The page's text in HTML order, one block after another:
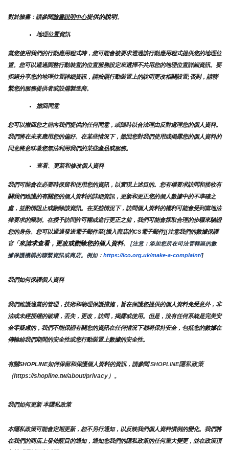
對於臉書：請參閱臉書説明中心提供的說明。
地理位置資訊
當您使用我們的行動應用程式時，您可能會被要求透過該行動應用程式提供您的地理位
置。您可以通過調整行動裝置的位置服務設定來選擇不共用您的地理位置詳細資訊。要
拒絕分享您的地理位置詳細資訊，請按照行動裝置上的說明更改相關設置;否則，請聯
繫您的服務提供者或設備製造商。
撤回同意
您可以撤回您之前向我們提供的任何同意，或隨時以合法理由反對處理您的個人資料。
我們將在未來應用您的偏好。在某些情況下，撤回您對我們使用或揭露您的個人資料的
同意將意味著您無法利用我們的某些產品或服務。
查看、更新和修改個人資料
我們可能會在必要時保留和使用您的資訊，以實現上述目的。您有權要求訪問和接收有
關我們維護的有關您的個人資料的詳細資訊，更新和更正您的個人數據中的不準確之
處，並酌情阻止或刪除該資訊。在某些情況下，訪問個人資料的權利可能會受到當地法
律要求的限制。在授予訪問許可權或進行更正之前，我們可能會採取合理的步驟來驗證
您的身份。您可以通過發送電子郵件至{插入商店的CS電子郵件][注意我們的數據保護
官「來請求查看，更改或刪除您的個人資料。
[注意：添加您所在司法管轄區的數
據保護機構的聯繫資訊或商店。例如： https://ico.org.uk/make-a-complaint/]
我們如何保護個人資料
我們維護適當的管理，技術和物理保護措施，旨在保護您提供的個人資料免受意外，非
法或未經授權的破壞，丟失，更改，訪問，揭露或使用。但是，沒有任何系統是完美安
全零疑慮的，我們不能保證有關您的資訊在任何情況下都將保持安全，包括您的數據在
傳輸給我們期間的安全性或您行動裝置上數據的安全性。
有關SHOPLINE如何保留和保護個人資料的資訊，請參閱 SHOPLINE隱私政策
（https://shopline.tw/about/privacy）。
我們如何更新 本隱私政策
本隱私政策可能會定期更新，恕不另行通知，以反映我們個人資料慣例的變化。我們將
在我們的商店上發佈醒目的通知，通知您我們的隱私政策的任何重大變更，並在政策頂